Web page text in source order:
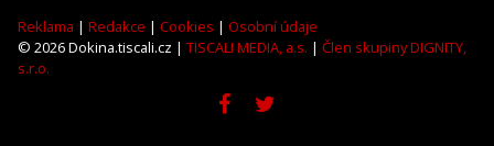
Reklama | Redakce | Cookies | Osobní údaje
© 2026 Dokina.tiscali.cz | TISCALI MEDIA, a.s. | Člen skupiny DIGNITY,
s.r.o.